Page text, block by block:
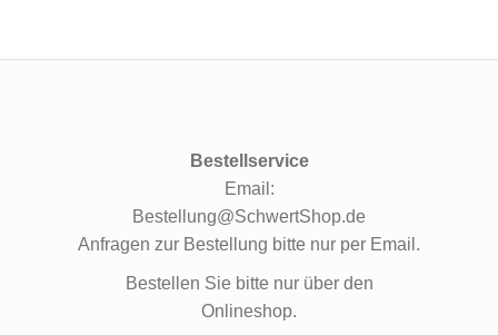
Bestellservice
Email:
Bestellung@SchwertShop.de
Anfragen zur Bestellung bitte nur per Email.
Bestellen Sie bitte nur über den
Onlineshop.